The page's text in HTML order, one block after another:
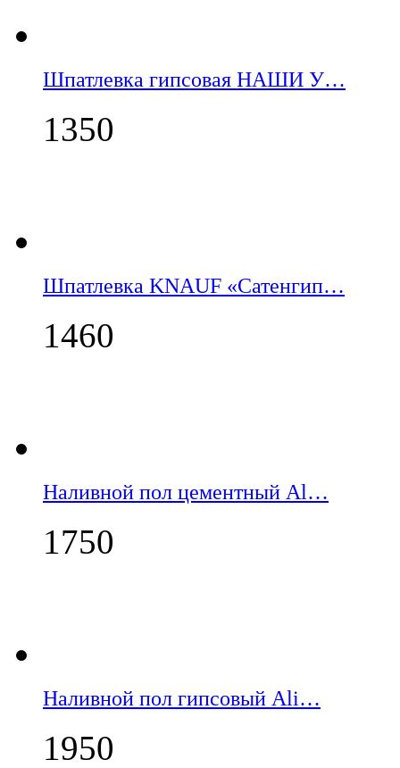
Шпатлевка гипсовая НАШИ У…
1350
Шпатлевка KNAUF «Сатенгип…
1460
Наливной пол цементный Al…
1750
Наливной пол гипсовый Ali…
1950